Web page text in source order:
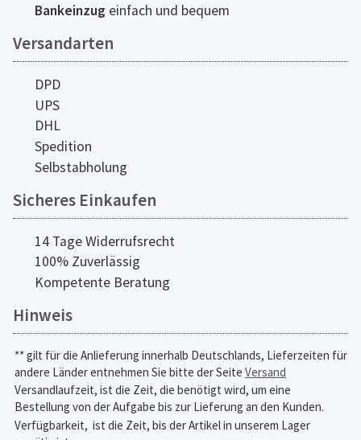
Bankeinzug einfach und bequem
Versandarten
DPD
UPS
DHL
Spedition
Selbstabholung
Sicheres Einkaufen
14 Tage Widerrufsrecht
100% Zuverlässig
Kompetente Beratung
Hinweis
** gilt für die Anlieferung innerhalb Deutschlands, Lieferzeiten für
andere Länder entnehmen Sie bitte der Seite Versand
Versandlaufzeit, ist die Zeit, die benötigt wird, um eine
Bestellung von der Aufgabe bis zur Lieferung an den Kunden.
Verfügbarkeit, ist die Zeit, bis der Artikel in unserem Lager